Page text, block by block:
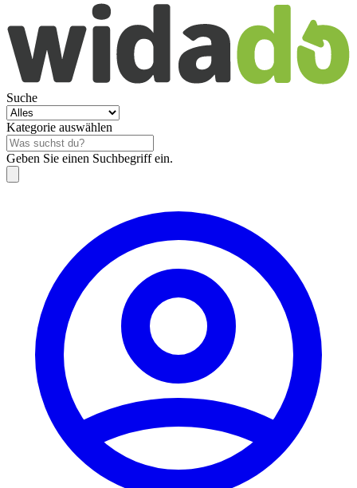
Suche
Kategorie auswählen
Geben Sie einen Suchbegriff ein.